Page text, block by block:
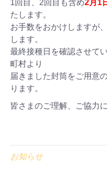
1回目、2回目も含め2月1
たします。
お手数をおかけしますが
します。
最終接種日を確認させて
町村より
届きました封筒をご用意
ります。
皆さまのご理解、ご協力
お知らせ